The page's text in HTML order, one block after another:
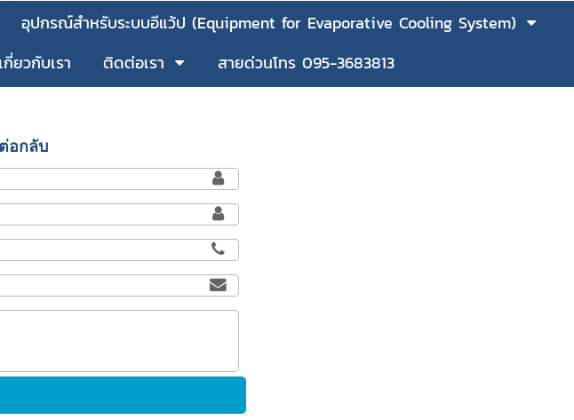
อุปกรณ์สำหรับระบบอีแว้ป (Equipment for Evaporative Cooling System)
เกี่ยวกับเรา ติดต่อเรา สายด่วนโทร 095-3683813
อกลับ